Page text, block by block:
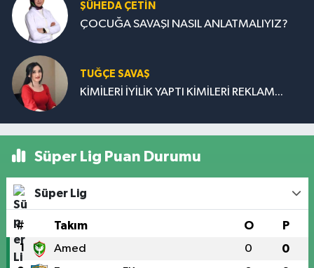
ŞÜHEDA ÇETİN
ÇOCUĞA SAVAŞI NASIL ANLATMALIYIZ?
TUĞÇE SAVAŞ
KİMİLERİ İYİLİK YAPTI KİMİLERİ REKLAM...
Süper Lig Puan Durumu
Süper Lig
# Takım O P
1 Amed 0 0